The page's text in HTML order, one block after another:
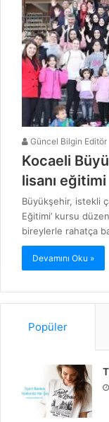
Güncel Bilgin Editör
Kocaeli
lisanı eğitimi
Büyükşehir, istekli
Eğitimi’ kursu
bireylerle rahatça
Devamını Oku »
Popüler